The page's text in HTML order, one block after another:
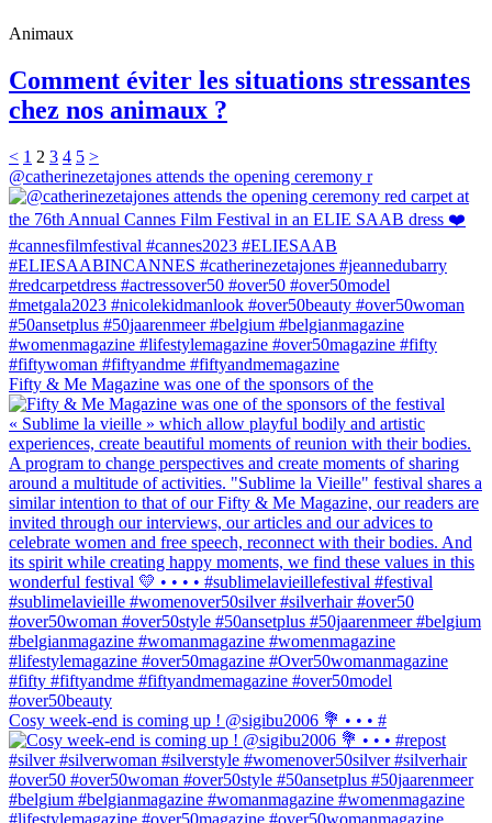
Animaux
Comment éviter les situations stressantes
chez nos animaux ?
< 1 2 3 4 5 >
@catherinezetajones attends the opening ceremony r
Fifty & Me Magazine was one of the sponsors of the
Cosy week-end is coming up ! @sigibu2006 💐 • • • #